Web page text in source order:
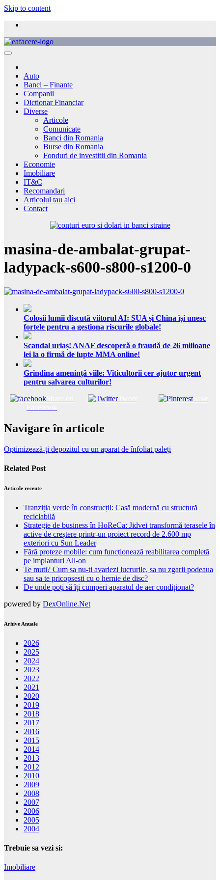
Skip to content
Auto
Banci – Finante
Companii
Dictionar Financiar
Diverse
Articole
Comunicate
Banci din Romania
Burse din Romania
Fonduri de investitii din Romania
Economie
Imobiliare
IT&C
Recomandari
Articolul tau aici
Contact
masina-de-ambalat-grupat-
ladypack-s600-s800-s1200-0
Colosii lumii discută viitorul AI: SUA și China își unesc
forțele pentru a gestiona riscurile globale!
Scandal uriaș! ANAF descoperă o fraudă de 26 milioane
lei la o firmă de lupte MMA online!
Grindina amenință viile: Viticultorii cer ajutor urgent
pentru salvarea culturilor!
Tweet Save
Navigare în articole
Optimizează-ți depozitul cu un aparat de înfoliat paleți
Related Post
Articole recente
Tranziția verde în construcții: Casă modernă cu structură
reciclabilă
Strategie de business în HoReCa: Jidvei transformă terasele în
active de creștere printr-un proiect record de 2.600 mp
exteriori cu Sun Leader
Fără proteze mobile: cum funcționează reabilitarea completă
pe implanturi All-on
Te muti? Cum sa nu-ti avariezi lucrurile, sa nu zgarii podeaua
sau sa te pricopsesti cu o hernie de disc?
De unde poți să îți cumperi aparatul de aer condiționat?
powered by DexOnline.Net
Arhive Anuale
2026
2025
2024
2023
2022
2021
2020
2019
2018
2017
2016
2015
2014
2013
2012
2010
2009
2008
2007
2006
2005
2004
Trebuie sa vezi si:
Imobiliare